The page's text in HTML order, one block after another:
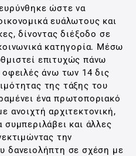
ώστε να
ευάλωτους και
δίνοντας διέξοδο σε
κατηγορία. Μέσω
επιτυχώς πάνω
άνω των 14 δις
της τάξης του
ένα πρωτοποριακό
ανοιχτή αρχιτεκτονική,
και άλλες
την
δανειολήπτη σε σχέση με